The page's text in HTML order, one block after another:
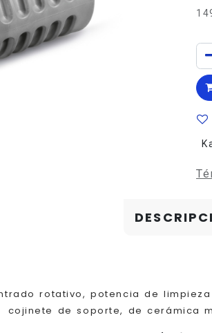
rotativo, potencia de
cojinete de soporte, de cerámica